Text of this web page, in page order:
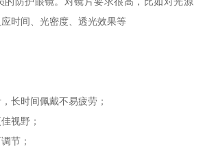
时间、光密度、透光效果等
长时间佩戴不易疲劳；
视野；
节；